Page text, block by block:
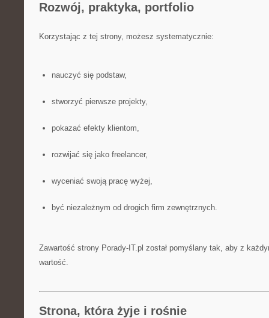
Rozwój, praktyka, portfolio
Korzystając z tej strony, możesz systematycznie:
nauczyć się podstaw,
stworzyć pierwsze projekty,
pokazać efekty klientom,
rozwijać się jako freelancer,
wyceniać swoją pracę wyżej,
być niezależnym od drogich firm zewnętrznych.
Zawartość strony Porady-IT.pl został pomyślany tak, aby z
wartość.
Strona, która żyje i rośnie